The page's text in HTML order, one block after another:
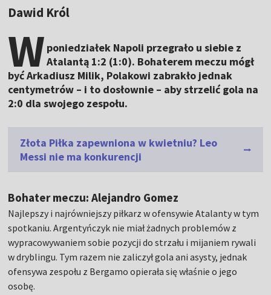
Dawid Król
W poniedziałek Napoli przegrało u siebie z
Atalantą 1:2 (1:0). Bohaterem meczu mógł
być Arkadiusz Milik, Polakowi zabrakło jednak
centymetrów – i to dosłownie – aby strzelić gola na
2:0 dla swojego zespołu.
Złota Piłka zapewniona w kwietniu? Leo
Messi nie ma konkurencji
Bohater meczu: Alejandro Gomez
Najlepszy i najrówniejszy piłkarz w ofensywie Atalanty w tym
spotkaniu. Argentyńczyk nie miał żadnych problemów z
wypracowywaniem sobie pozycji do strzału i mijaniem rywali
w dryblingu. Tym razem nie zaliczył gola ani asysty, jednak
ofensywa zespołu z Bergamo opierała się właśnie o jego
osobę.